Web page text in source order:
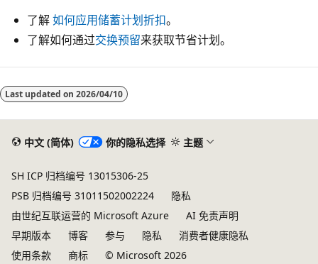
了解如何应用储蓄计划折扣。
了解如何通过交换预留来获取节省计划。
Last updated on 2026/04/10
中文 (简体) 你的隐私选择 主题
SH ICP 归档编号 13015306-25
PSB 归档编号 31011502002224
隐私
由世纪互联运营的 Microsoft Azure
AI 免责声明
早期版本
博客 参与 隐私
消费者健康隐私
使用条款
商标 © Microsoft 2026